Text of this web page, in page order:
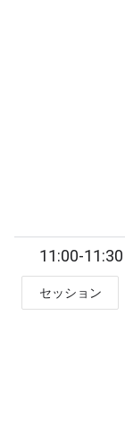
11:00-11:30
セッション